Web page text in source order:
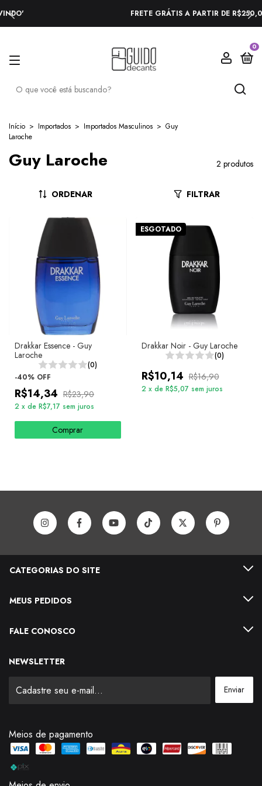
FRETE GRÁTIS A PARTIR DE R$250,00
0
Início > Importados > Importados Masculinos > Guy
Laroche
Guy Laroche 2 produtos
ORDENAR FILTRAR
Drakkar Essence - Guy
Laroche
(0)
-40% OFF
R$14,34 R$23,90
2 x de R$7,17 sem juros
Comprar
ESGOTADO
Drakkar Noir - Guy Laroche
(0)
R$10,14 R$16,90
2 x de R$5,07 sem juros
CATEGORIAS DO SITE
MEUS PEDIDOS
FALE CONOSCO
NEWSLETTER
Meios de pagamento